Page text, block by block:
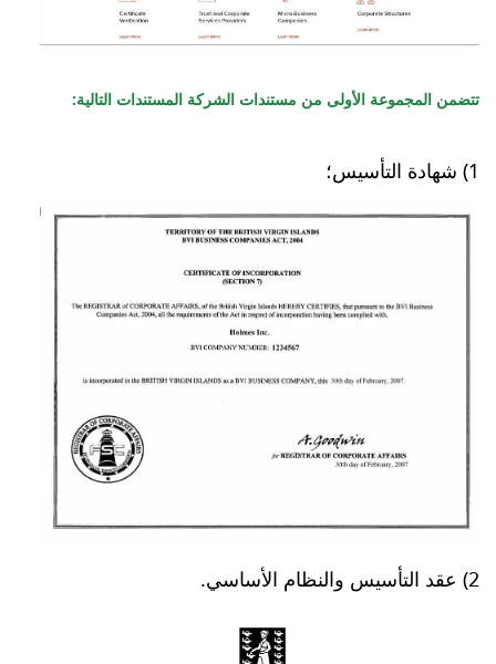
تتضمن المجموعة الأولى من مستندات الشركة المستندات التالية:
1) شهادة التأسيس؛
2) عقد التأسيس والنظام الأساسي.